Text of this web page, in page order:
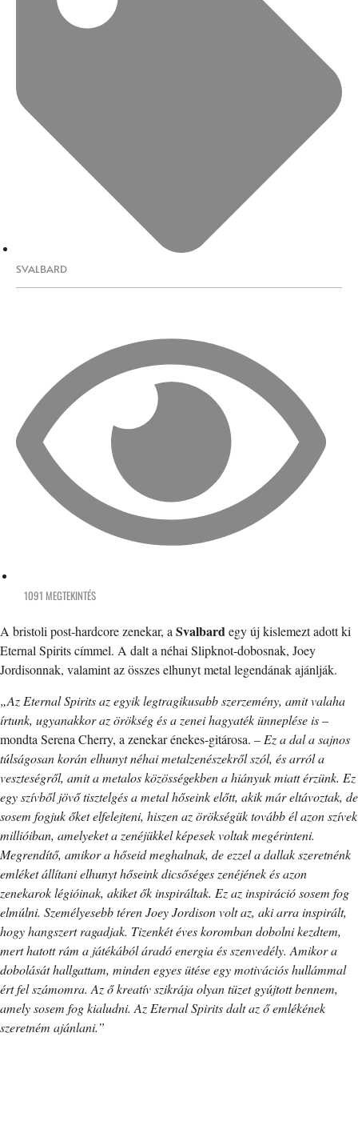
SVALBARD
1091 MEGTEKINTÉS
A bristoli post-hardcore zenekar, a Svalbardegy új kislemezt adott ki
Eternal Spirits címmel. A dalt a néhai Slipknot-dobosnak, Joey
Jordisonnak, valamint az összes elhunyt metal legendának ajánlják.
„Az Eternal Spirits az egyik legtragikusabb szerzemény, amit valaha
írtunk, ugyanakkor az örökség és a zenei hagyaték ünneplése is–
mondta Serena Cherry, a zenekar énekes-gitárosa. – Ez a dal a sajnos
túlságosan korán elhunyt néhai metalzenészekről szól, és arról a
veszteségről, amit a metalos közösségekben a hiányuk miatt érzünk. Ez
egy szívből jövő tisztelgés a metal hőseink előtt, akik már eltávoztak, de
sosem fogjuk őket elfelejteni, hiszen az örökségük tovább él azon szívek
millióiban, amelyeket a zenéjükkel képesek voltak megérinteni.
Megrendítő, amikor a hőseid meghalnak, de ezzel a dallak szeretnénk
emléket állítani elhunyt hőseink dicsőséges zenéjének és azon
zenekarok légióinak, akiket ők inspiráltak. Ez az inspiráció sosem fog
elmúlni. Személyesebb téren Joey Jordison volt az, aki arra inspirált,
hogy hangszert ragadjak. Tizenkét éves koromban dobolni kezdtem,
mert hatott rám a játékából áradó energia és szenvedély. Amikor a
dobolását hallgattam, minden egyes ütése egy motivációs hullámmal
ért fel számomra. Az ő kreatív szikrája olyan tüzet gyújtott bennem,
amely sosem fog kialudni. Az Eternal Spirits dalt az ő emlékének
szeretném ajánlani.”